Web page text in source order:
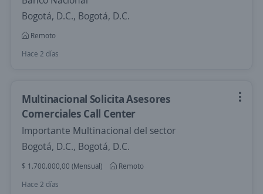
Bogotá, D.C., Bogotá, D.C.
Remoto
Hace 2 días
Multinacional Solicita Asesores
Comerciales Call Center
Importante Multinacional del sector
Bogotá, D.C., Bogotá, D.C.
$ 1.700.000,00 (Mensual)
Remoto
Hace 2 días